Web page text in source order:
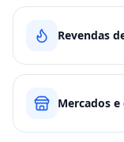
Revendas
Mercados